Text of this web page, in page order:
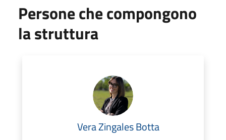
Persone che compongono
la struttura
Vera Zingales Botta